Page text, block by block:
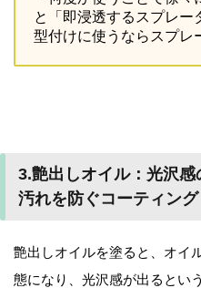
と「即浸透するスプレー
型付けに使うならスプレ
3.艶出しオイル：光沢
汚れを防ぐコーティング
艶出しオイルを塗ると、オイ
態になり、光沢感が出るとい